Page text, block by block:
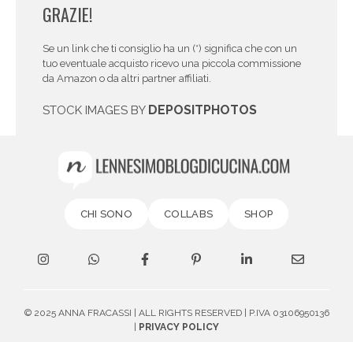
GRAZIE!
Se un link che ti consiglio ha un (*) significa che con un
tuo eventuale acquisto ricevo una piccola commissione
da Amazon o da altri partner affiliati.
STOCK IMAGES BY DEPOSITPHOTOS
CHI SONO COLLABS SHOP
© 2025 ANNA FRACASSI | ALL RIGHTS RESERVED | P.IVA 03106950136
PRIVACY POLICY